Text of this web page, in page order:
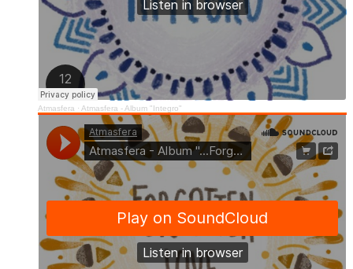
Atmasfera · Atmasfera - Album "Integro"